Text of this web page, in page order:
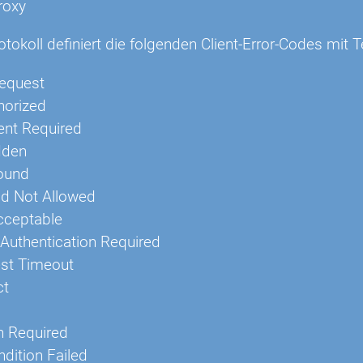
definiert die folgenden Client-Error-Codes mit
Required
Not Allowed
Required
Timeout
Required
Failed